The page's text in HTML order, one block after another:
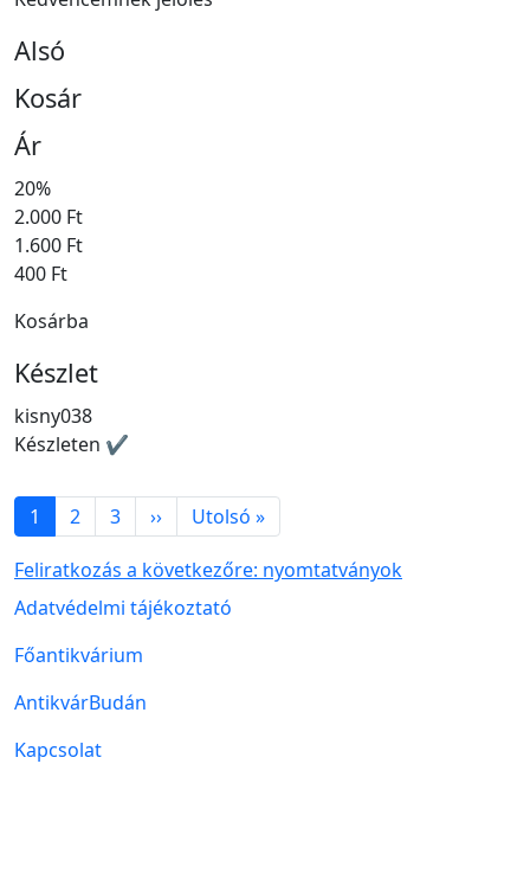
Alsó
Kosár
Ár
20%
2.000 Ft
1.600 Ft
400 Ft
Kosárba
Készlet
kisny038
Készleten ✔
Oldalszámozás
1 2 3 ››Következő oldal
Utolsó »Utolsó oldal
Feliratkozás a következőre: nyomtatványok
Lábléc menü
Adatvédelmi tájékoztató
Főantikvárium
AntikvárBudán
Kapcsolat